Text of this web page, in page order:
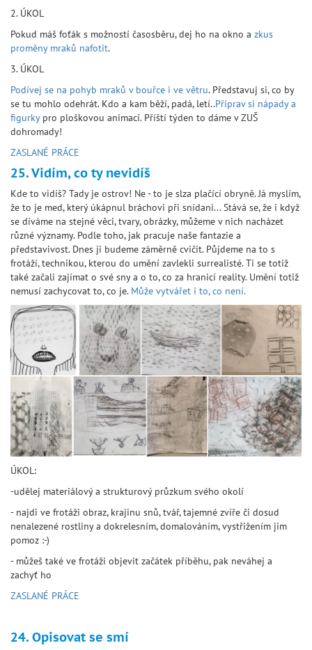
2. ÚKOL
Pokud máš foťák s možností časosběru, dej ho na okno a zkus
proměny mraků nafotit.
3. ÚKOL
Podívej se na pohyb mraků v bouřce i ve větru. Představuj si, co by
se tu mohlo odehrát. Kdo a kam běží, padá, letí..Připrav si nápady a
figurkypro ploškovou animaci. Příští týden to dáme v ZUŠ
dohromady!
ZASLANÉ PRÁCE
25. Vidím, co ty nevidíš
Kde to vidíš? Tady je ostrov! Ne - to je slza plačící obryně. Já myslím,
že to je med, který úkápnul bráchovi při snídani... Stává se, že i když
se díváme na stejné věci, tvary, obrázky, můžeme v nich nacházet
různé významy. Podle toho, jak pracuje naše fantazie a
představivost. Dnes ji budeme záměrně cvičit. Půjdeme na to s
frotáží, technikou, kterou do umění zavlekli surrealisté. Ti se totiž
také začali zajímat o své sny a o to, co za hranicí reality. Umění totiž
nemusí zachycovat to, co je. Může vytvářet i to, co není.
ÚKOL:
-udělej materiálový a strukturový průzkum svého okolí
- najdi ve frotáži obraz, krajinu snů, tvář, tajemné zvíře či dosud
nenalezené rostliny a dokrelesním, domalováním, vystřižením jim
pomoz :-)
- můžeš také ve frotáži objevit začátek příběhu, pak neváhej a
zachyť ho
ZASLANÉ PRÁCE
24. Opisovat se smí